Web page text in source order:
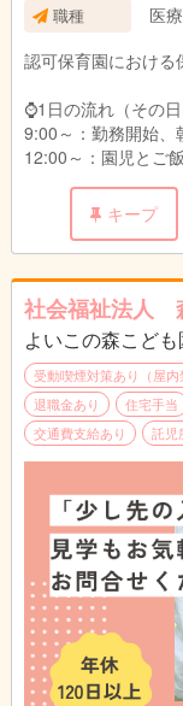
・4
・2
給
・
・
・
・
・
・
※固
15
※上
す
・
任
・
車:
・
降
・
限
＿
シ
・
・
・
・
・
※土
職種
医
認可保育園における
⌚1日の流れ（その
9:00～：勤務開始、
12:00～：園児とご
14:00～：午睡見守り
15:00～：おやつの配
17:00～：降園、引
18:00：勤務終了
★昼食350円（おや
★動きやすい服装で
★実地試験なし
※仕事内容の変更範
キープ
社会福祉法人
よいこの森こども
受動喫煙対策あり（屋内
退職金あり
住宅手当
交通費支給あり
託児